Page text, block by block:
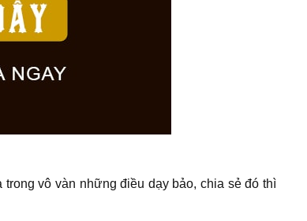
vô vàn những điều dạy bảo, chia sẻ đó thì